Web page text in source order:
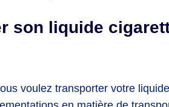
son liquide
voulez transporter votre